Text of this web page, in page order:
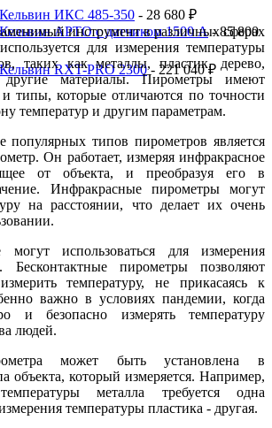
ИКС 485-350 - 28 680 ₽
АРТО с датчиком 1500 А- 85 800
RXT-PRO 2300- 221 040 ₽
инструмент в различных сферах
для измерения температуры
таких как металлы, пластик, дерево,
материалы. Пирометры имеют
типы, которые отличаются по точности
температур и другим параметрам.
популярных типов пирометров является
Он работает, измеряя инфракрасное
от объекта, и преобразуя его в
Инфракрасные пирометры могут
на расстоянии, что делает их очень
использоваться для измерения
Бесконтактные пирометры позволяют
температуру, не прикасаясь к
важно в условиях пандемии, когда
и безопасно измерять температуру
людей.
может быть установлена в
объекта, который измеряется. Например,
металла требуется одна
температуры пластика - другая.